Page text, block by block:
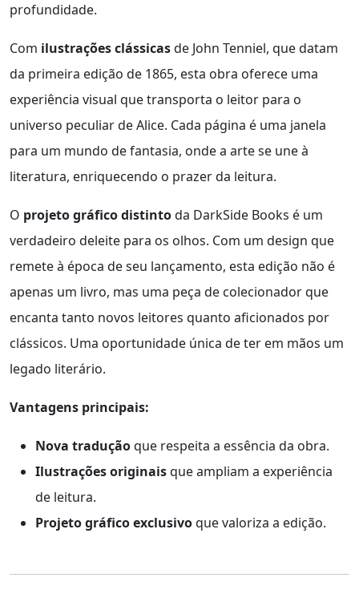
profundidade.
Com ilustrações clássicasde John Tenniel, que datam
da primeira edição de 1865, esta obra oferece uma
experiência visual que transporta o leitor para o
universo peculiar de Alice. Cada página é uma janela
para um mundo de fantasia, onde a arte se une à
literatura, enriquecendo o prazer da leitura.
O projeto gráfico distintoda DarkSide Books é um
verdadeiro deleite para os olhos. Com um design que
remete à época de seu lançamento, esta edição não é
apenas um livro, mas uma peça de colecionador que
encanta tanto novos leitores quanto aficionados por
clássicos. Uma oportunidade única de ter em mãos um
legado literário.
Vantagens principais:
Nova traduçãoque respeita a essência da obra.
Ilustrações originaisque ampliam a experiência
de leitura.
Projeto gráfico exclusivoque valoriza a edição.